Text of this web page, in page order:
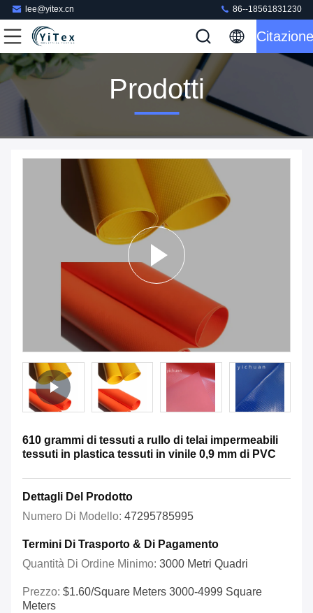
lee@yitex.cn 86--18561831230
Citazione
Prodotti
610 grammi di tessuti a rullo di telai impermeabili
tessuti in plastica tessuti in vinile 0,9 mm di PVC
Dettagli Del Prodotto
Numero Di Modello: 47295785995
Termini Di Trasporto & Di Pagamento
Quantità Di Ordine Minimo: 3000 Metri Quadri
Prezzo: $1.60/square Meters 3000-4999 Square
Meters